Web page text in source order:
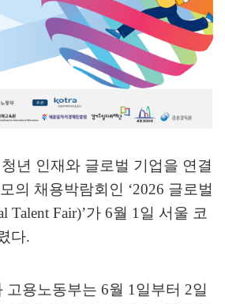
년 인재와 글로벌 기업을 연결
의 채용박람회인 ‘2026 글로벌
Talent Fair)’가 6월 1일 서울 코
다.
고용노동부는 6월 1일부터 2일